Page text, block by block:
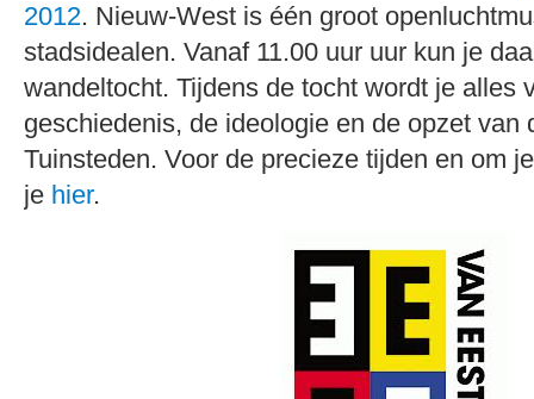
2012. Nieuw-West is één groot
stadsidealen. Vanaf 11.00 uur uur kun je
wandeltocht. Tijdens de tocht wordt je alles
geschiedenis, de ideologie en de opzet van
Tuinsteden. Voor de precieze tijden en om
je hier.